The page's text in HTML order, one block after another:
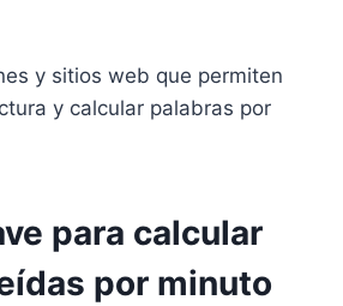
y sitios web que permiten
y calcular palabras por
para calcular
por minuto